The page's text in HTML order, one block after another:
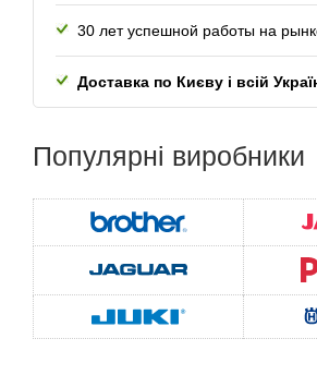
30 лет успешной работы на
Доставка по Києву і всій
Популярні виробники